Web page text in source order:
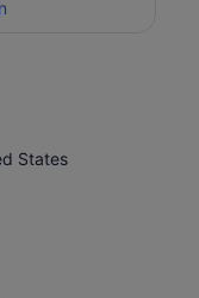
States